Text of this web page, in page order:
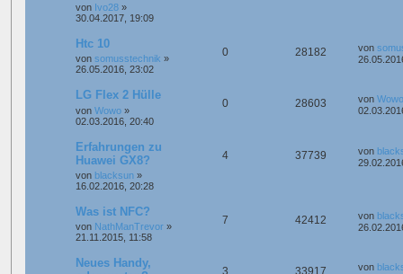
von Ivo28 »
30.04.2017, 19:09
Htc 10
von somusstechnik »
26.05.2016, 23:02
0 28182 von
LG Flex 2 Hülle
von Wowo »
02.03.2016, 20:40
0 28603 von Wowo
Erfahrungen zu
Huawei GX8?
von blacksun »
16.02.2016, 20:28
4 37739 von
Was ist NFC?
von NathManTrevor »
21.11.2015, 11:58
7 42412 von
Neues Handy,
von